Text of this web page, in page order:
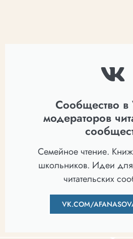
Сообщество в
модераторов
Семейное чтение.
школьников. Идеи
читательских
VK.COM/